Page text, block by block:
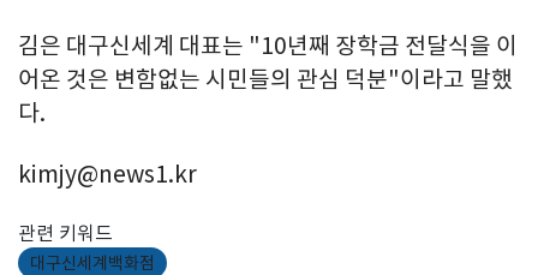
김은 대구신세계 대표는 "10년째 장학금 전달식을 이
어온 것은 변함없는 시민들의 관심 덕분"이라고 말했
다.
kimjy@news1.kr
관련 키워드
대구신세계백화점